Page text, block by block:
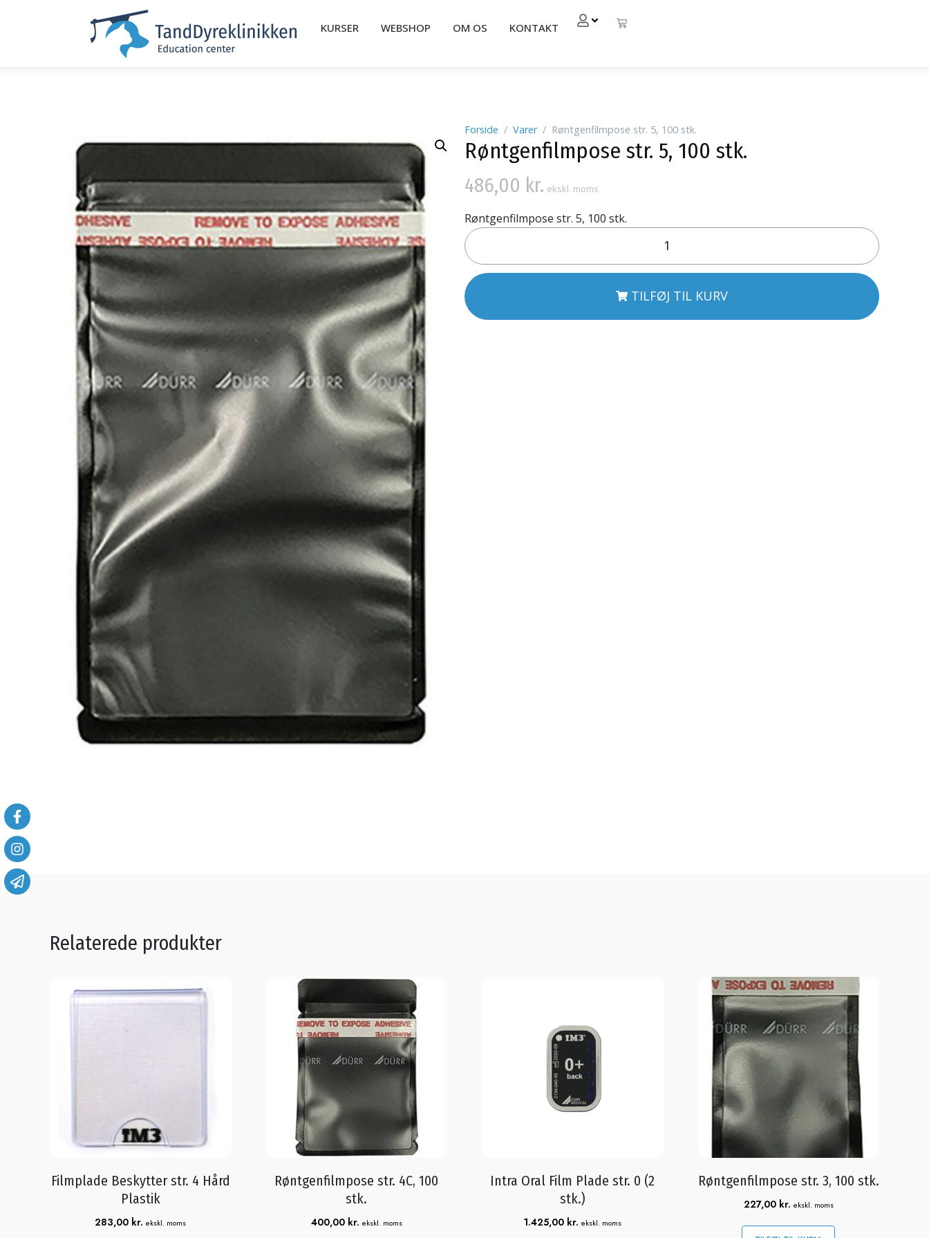
KURSER WEBSHOP OM OS KONTAKT
Forside Varer Røntgenfilmpose str. 5, 100 stk.
Røntgenfilmpose str. 5, 100 stk.
486,00 kr. ekskl. moms
Røntgenfilmpose str. 5, 100 stk.
TILFØJ TIL KURV
Relaterede produkter
Filmplade Beskytter str. 4 Hård
Plastik
283,00 kr. ekskl. moms
Røntgenfilmpose str. 4C, 100
stk.
400,00 kr. ekskl. moms
Intra Oral Film Plade str. 0 (2
stk.)
1.425,00 kr. ekskl. moms
Røntgenfilmpose str. 3, 100 stk.
227,00 kr. ekskl. moms